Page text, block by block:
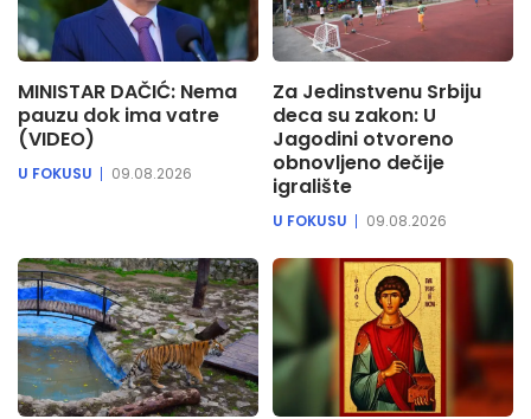
MINISTAR DAČIĆ: Nema
pauzu dok ima vatre
(VIDEO)
U FOKUSU 09.08.2026
Za Jedinstvenu Srbiju
deca su zakon: U
Jagodini otvoreno
obnovljeno dečije
igralište
U FOKUSU 09.08.2026